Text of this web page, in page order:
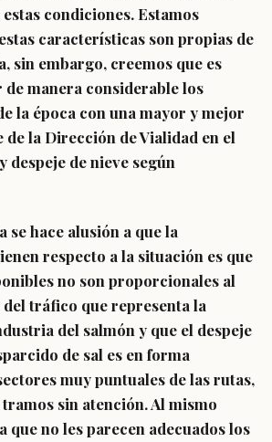
condiciones. Estamos
características son propias de
sin embargo, creemos que es
manera considerable los
la época con una mayor y mejor
la Dirección de Vialidad en el
despeje de nieve según
se hace alusión a que la
respecto a la situación es que
no son proporcionales al
tráfico que representa la
del salmón y que el despeje
de sal es en forma
muy puntuales de las rutas,
sin atención. Al mismo
que no les parecen adecuados los